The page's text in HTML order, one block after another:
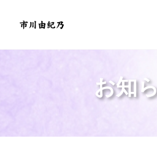
お知